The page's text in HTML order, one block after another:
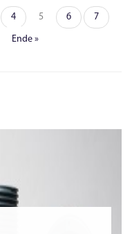
Seite
4 Seite
5 Seite
6 Seite
7
Letzte
Ende »